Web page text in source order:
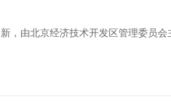
，由北京经济技术开发区管理委员